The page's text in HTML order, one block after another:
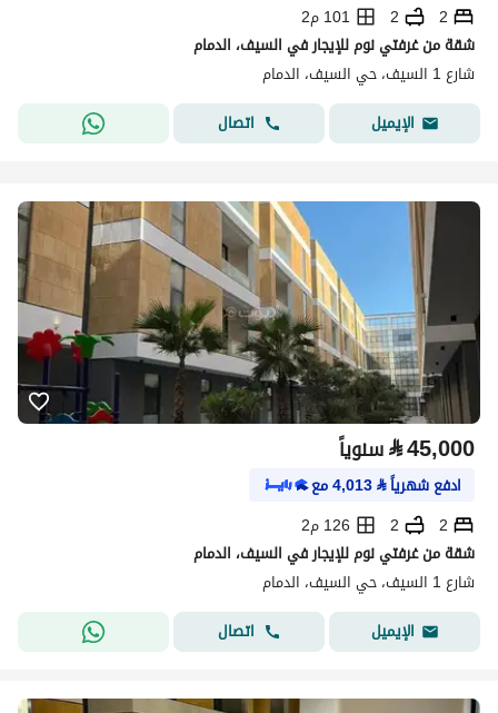
2
2
101 م2
شقة من غرفتي نوم للإيجار في السيف، الدمام
شارع 1 السيف، حي السيف، الدمام
الإيميل
اتصال
⃁45,000 سنوياً
ادفع شهرياً⃁
4,013مع
2
2
126 م2
شقة من غرفتي نوم للإيجار في السيف، الدمام
شارع 1 السيف، حي السيف، الدمام
الإيميل
اتصال